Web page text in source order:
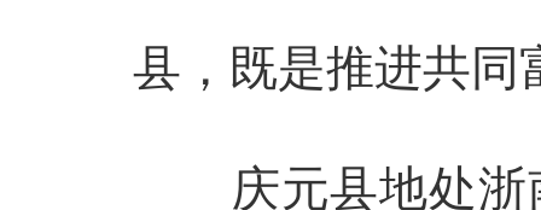
县，既是推进共同
庆元县地处浙